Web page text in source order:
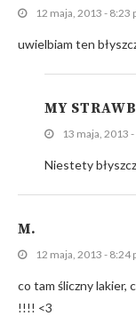
12 maja, 2013 - 8:23
uwielbiam ten
MY
13 maja, 2013
Niestety
M.
12 maja, 2013 - 8:24
co tam śliczny lakier,
!!!! <3